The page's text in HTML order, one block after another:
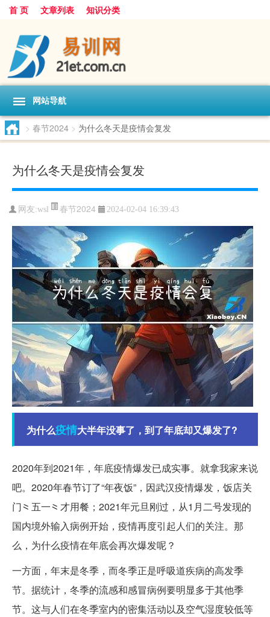
首 页 文章列表 知识分类
网站导航
> 春节2024 > 为什么冬天是疫情会复发
为什么冬天是疫情会复发
网友:wsl 春节2024 2024-02-04 16:39:43
为什么疫情大半年没事了，到了年底却又爆发了?
2020年到2021年，年底疫情爆发已成实事。就拿我家来说
吧。2020年春节订了“年夜饭”，因武汉疫情爆发，饭店关
门⺀五一⺀才用餐；2021年元旦刚过，从1月二号发现的
国内境外输入病例开始，疫情再度引起人们的关注。那
么，为什么疫情在年底会再次爆发呢？
一方面，年末是冬季，而冬季正是呼吸道疾病的高发季
节。据统计，冬季的流感和感冒病例要明显多于其他季
节。这与人们在冬季室内的密集活动以及空气湿度较低等